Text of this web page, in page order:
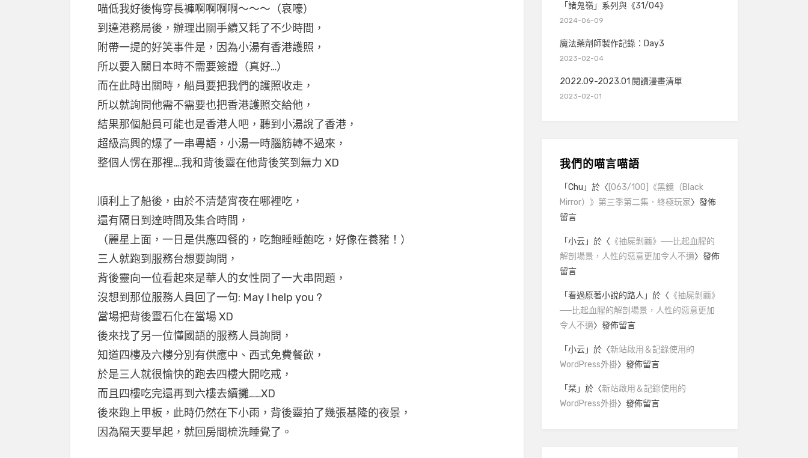
喵低我好後悔穿長褲啊啊啊啊～～～（哀嚎）
到達港務局後，辦理出關手續又耗了不少時間，
附帶一提的好笑事件是，因為小湯有香港護照，
所以要入關日本時不需要簽證（真好…）
而在此時出關時，船員要把我們的護照收走，
所以就詢問他需不需要也把香港護照交給他，
結果那個船員可能也是香港人吧，聽到小湯說了香港，
超級高興的爆了一串粵語，小湯一時腦筋轉不過來，
整個人愣在那裡….我和背後靈在他背後笑到無力 XD
順利上了船後，由於不清楚宵夜在哪裡吃，
還有隔日到達時間及集合時間，
（麗星上面，一日是供應四餐的，吃飽睡睡飽吃，好像在養豬！）
三人就跑到服務台想要詢問，
背後靈向一位看起來是華人的女性問了一大串問題，
沒想到那位服務人員回了一句: May I help you ?
當場把背後靈石化在當場 XD
後來找了另一位懂國語的服務人員詢問，
知道四樓及六樓分別有供應中、西式免費餐飲，
於是三人就很愉快的跑去四樓大開吃戒，
而且四樓吃完還再到六樓去續攤……XD
後來跑上甲板，此時仍然在下小雨，背後靈拍了幾張基隆的夜景，
因為隔天要早起，就回房間梳洗睡覺了。
「諸鬼嶺」系列與《31/04》
2024-06-09
魔法藥劑師製作記錄：Day3
2023-02-04
2022.09-2023.01 閱讀漫畫清單
2023-02-01
我們的喵言喵語
「Chu 」於〈 [063/100]《黑鏡（Black
Mirror）》第三季第二集．終極玩家〉發佈
留言
「小云」於〈 《抽屍剝繭》──比起血腥的
解剖場景，人性的惡意更加令人不適〉發佈
留言
「看過原著小說的路人 」於〈 《抽屍剝繭》
──比起血腥的解剖場景，人性的惡意更加
令人不適〉發佈留言
「小云」於〈新站啟用＆記錄使用的
WordPress外掛〉發佈留言
「栞」於〈新站啟用＆記錄使用的
WordPress外掛〉發佈留言